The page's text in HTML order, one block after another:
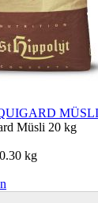
Müsli 20 kg
kg